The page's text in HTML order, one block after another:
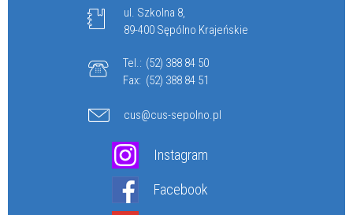
ul. Szkolna 8,
89-400 Sępólno Krajeńskie
Tel.: (52) 388 84 50
Fax: (52) 388 84 51
cus@cus-sepolno.pl
Instagram
Facebook